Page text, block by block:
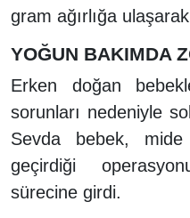
gram ağırlığa
YOĞUN BAKIMDA
Erken doğan
sorunları nedeniyle
Sevda bebek, mide
geçirdiği
sürecine girdi.